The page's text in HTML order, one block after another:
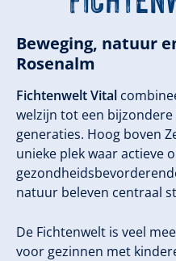
Beweging, natuur
Rosenalm
Fichtenwelt Vital
welzijn tot een
generaties. Hoog boven
unieke plek waar actieve
natuur beleven centraal
De Fichtenwelt is veel
voor gezinnen met